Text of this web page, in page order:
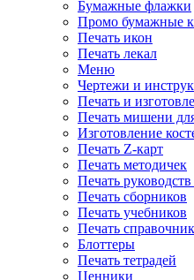
Бумажные флажки
Промо бумажные
Печать икон
Печать лекал
Меню
Чертежи и
Печать и
Печать мишени
Изготовление
Печать Z-карт
Печать методичек
Печать
Печать сборников
Печать учебников
Печать
Блоттеры
Печать тетрадей
Ценники